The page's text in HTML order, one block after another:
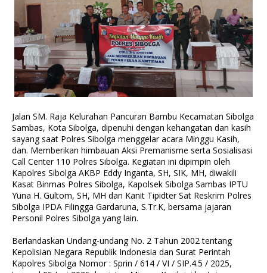
Jalan SM. Raja Kelurahan Pancuran Bambu Kecamatan Sibolga
Sambas, Kota Sibolga, dipenuhi dengan kehangatan dan kasih
sayang saat Polres Sibolga menggelar acara Minggu Kasih,
dan. Memberikan himbauan Aksi Premanisme serta Sosialisasi
Call Center 110 Polres Sibolga. Kegiatan ini dipimpin oleh
Kapolres Sibolga AKBP Eddy Inganta, SH, SIK, MH, diwakili
Kasat Binmas Polres Sibolga, Kapolsek Sibolga Sambas IPTU
Yuna H. Gultom, SH, MH dan Kanit Tipidter Sat Reskrim Polres
Sibolga IPDA Filingga Gardaruna, S.Tr.K, bersama jajaran
Personil Polres Sibolga yang lain.
Berlandaskan Undang-undang No. 2 Tahun 2002 tentang
Kepolisian Negara Republik Indonesia dan Surat Perintah
Kapolres Sibolga Nomor : Sprin / 614 / VI / SIP.4.5 / 2025,